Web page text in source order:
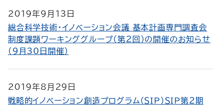
2019年9月13日
総合科学技術・イノベーション会議 基本計画専門調査会
制度課題ワーキンググループ（第２回）の開催のお知らせ
（9月30日開催）
2019年8月29日
戦略的イノベーション創造プログラム（ＳＩＰ）ＳＩＰ第２期